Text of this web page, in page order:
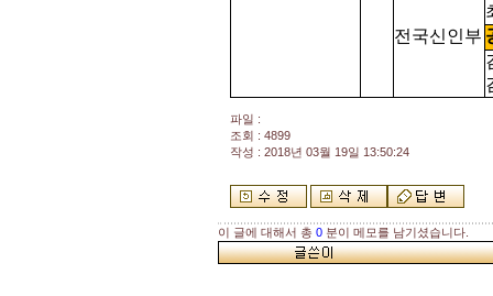
전국신인부
파일 :
조회 : 4899
작성 : 2018년 03월 19일 13:50:24
이 글에 대해서 총 0 분이 메모를 남기셨습니다.